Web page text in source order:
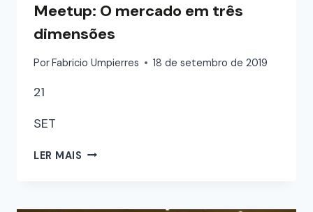
Meetup: O mercado em três
dimensões
PorFabricio Umpierres 18 de setembro de 2019
21
SET
LER MAIS